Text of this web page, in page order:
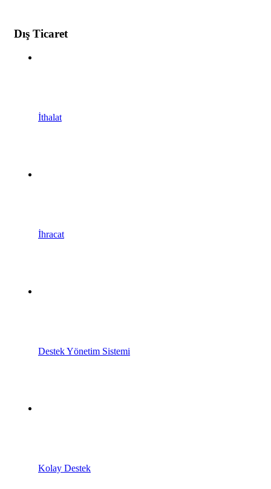
Dış Ticaret
İthalat
İhracat
Destek Yönetim Sistemi
Kolay Destek